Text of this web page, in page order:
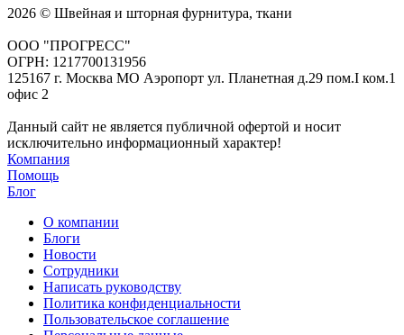
2026 © Швейная и шторная фурнитура, ткани
ООО "ПРОГРЕСС"
ОГРН: 1217700131956
125167 г. Москва МО Аэропорт ул. Планетная д.29 пом.I ком.1
офис 2
Данный сайт не является публичной офертой и носит
исключительно информационный характер!
Компания
Помощь
Блог
О компании
Блоги
Новости
Сотрудники
Написать руководству
Политика конфиденциальности
Пользовательское соглашение